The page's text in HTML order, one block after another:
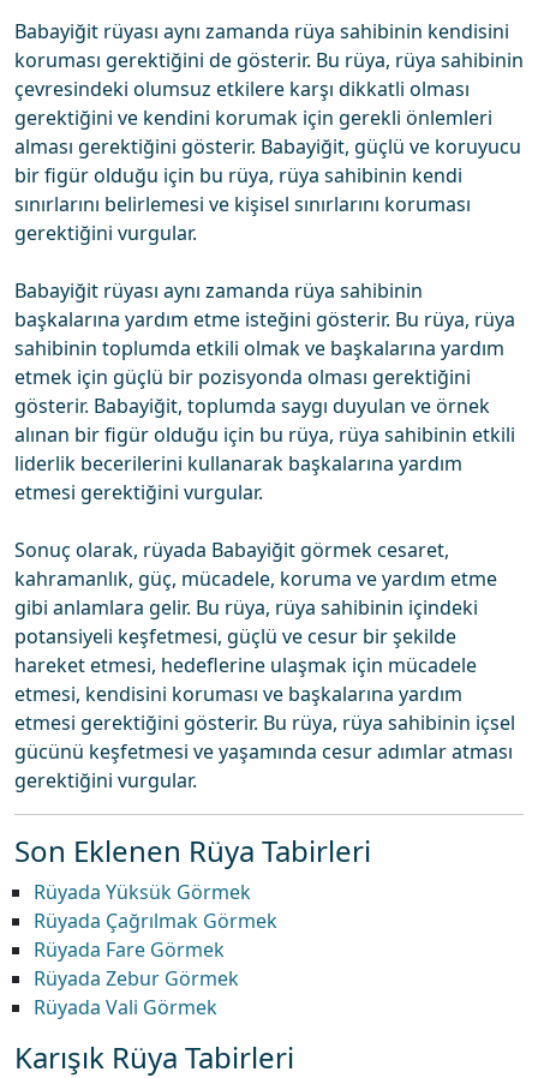
Babayiğit rüyası aynı zamanda rüya sahibinin kendisini
koruması gerektiğini de gösterir. Bu rüya, rüya sahibinin
çevresindeki olumsuz etkilere karşı dikkatli olması
gerektiğini ve kendini korumak için gerekli önlemleri
alması gerektiğini gösterir. Babayiğit, güçlü ve koruyucu
bir figür olduğu için bu rüya, rüya sahibinin kendi
sınırlarını belirlemesi ve kişisel sınırlarını koruması
gerektiğini vurgular.
Babayiğit rüyası aynı zamanda rüya sahibinin
başkalarına yardım etme isteğini gösterir. Bu rüya, rüya
sahibinin toplumda etkili olmak ve başkalarına yardım
etmek için güçlü bir pozisyonda olması gerektiğini
gösterir. Babayiğit, toplumda saygı duyulan ve örnek
alınan bir figür olduğu için bu rüya, rüya sahibinin etkili
liderlik becerilerini kullanarak başkalarına yardım
etmesi gerektiğini vurgular.
Sonuç olarak, rüyada Babayiğit görmek cesaret,
kahramanlık, güç, mücadele, koruma ve yardım etme
gibi anlamlara gelir. Bu rüya, rüya sahibinin içindeki
potansiyeli keşfetmesi, güçlü ve cesur bir şekilde
hareket etmesi, hedeflerine ulaşmak için mücadele
etmesi, kendisini koruması ve başkalarına yardım
etmesi gerektiğini gösterir. Bu rüya, rüya sahibinin içsel
gücünü keşfetmesi ve yaşamında cesur adımlar atması
gerektiğini vurgular.
Son Eklenen Rüya Tabirleri
Rüyada Yüksük Görmek
Rüyada Çağrılmak Görmek
Rüyada Fare Görmek
Rüyada Zebur Görmek
Rüyada Vali Görmek
Karışık Rüya Tabirleri